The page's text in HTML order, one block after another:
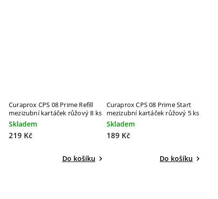
Curaprox CPS 08 Prime Refill
mezizubní kartáček růžový 8 ks
Skladem
219 Kč
Do košíku
Curaprox CPS 08 Prime Start
mezizubní kartáček růžový 5 ks
Skladem
189 Kč
Do košíku